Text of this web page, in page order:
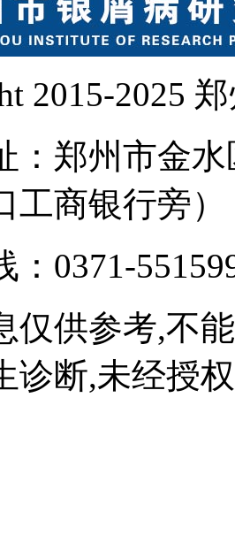
2015-2025
：郑州市金
工商银行旁）
：0371-
仅供参考,不
诊断,未经授